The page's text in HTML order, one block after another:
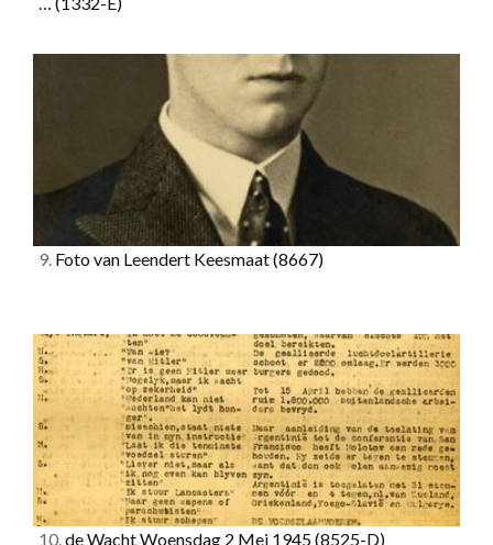
9. Foto van Leendert Keesmaat(8667)
10.de Wacht Woensdag 2 Mei 1945(8525-D)